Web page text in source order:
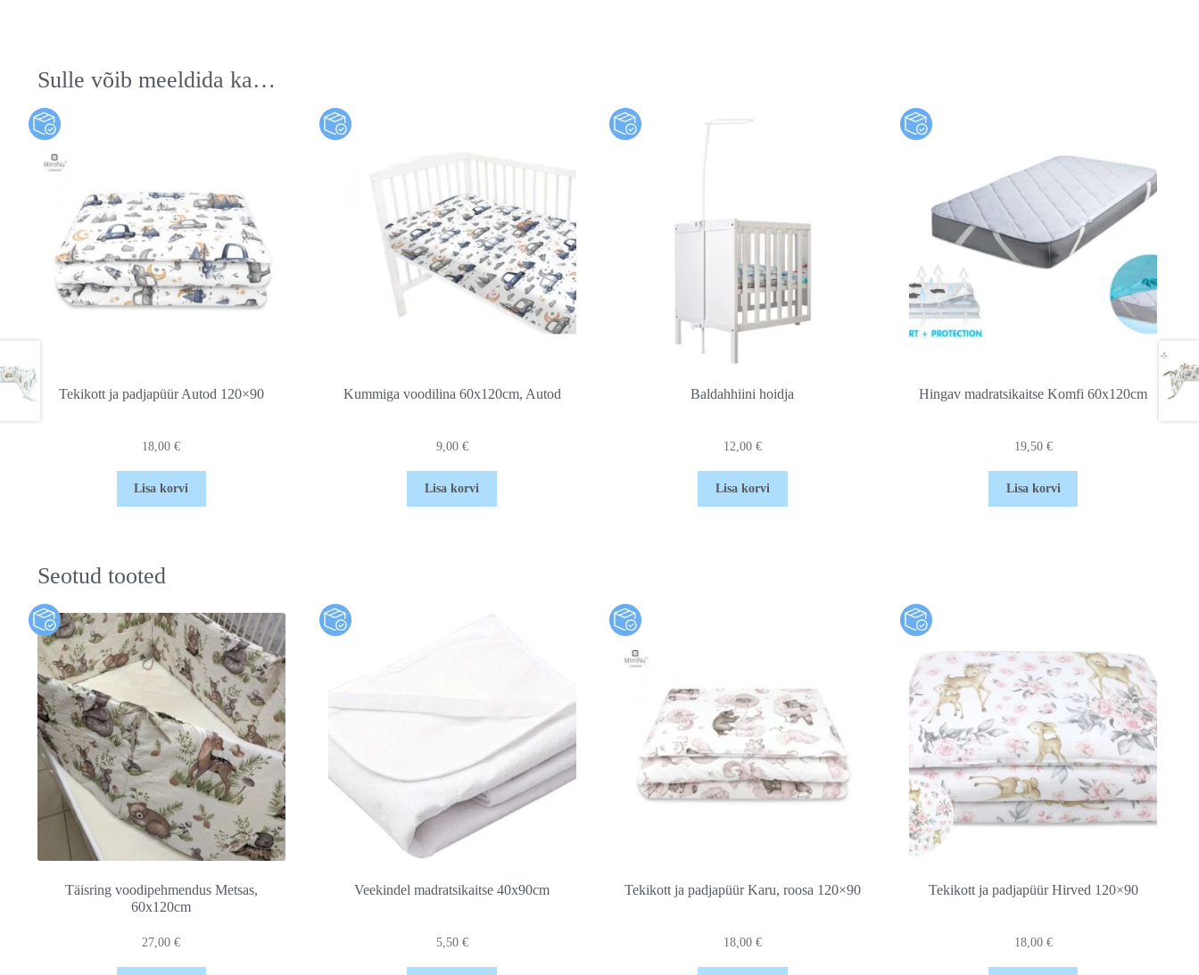
Sulle võib meeldida ka…
Tekikott ja padjapüür Autod 120×90
18,00€
Lisa korvi
Kummiga voodilina 60x120cm, Autod
9,00 €
Lisa korvi
Baldahhiini hoidja
12,00 €
Lisa korvi
Hingav madratsikaitse Komfi 60x120cm
19,50 €
Lisa korvi
Seotud tooted
Täisring voodipehmendus Metsas,
60x120cm
27,00€
Veekindel madratsikaitse 40x90cm
5,50 €
Tekikott ja padjapüür Karu, roosa 120×90
18,00 €
Tekikott ja padjapüür Hirved 120×90
18,00 €